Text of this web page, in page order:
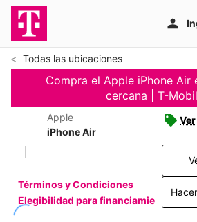
Todas las ubicaciones
Compra el Apple iPhone Air
cercana | T-
Apple
iPhone Air
Términos y Condiciones
Elegibilidad para financiamiento